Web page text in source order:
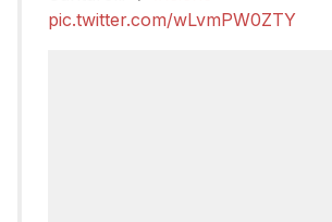
pic.twitter.com/wLvmPW0ZTY